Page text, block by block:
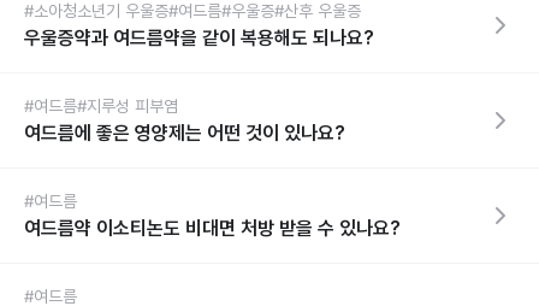
#소아청소년기 우울증#여드름#우울증#산후 우울증
우울증약과 여드름약을 같이 복용해도 되나요?
#여드름#지루성 피부염
여드름에 좋은 영양제는 어떤 것이 있나요?
#여드름
여드름약 이소티논도 비대면 처방 받을 수 있나요?
#여드름